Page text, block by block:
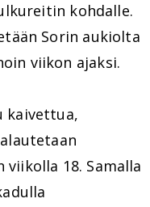
kohdalle.
Sorin aukiolta
viikon ajaksi.
kaivettua,
18. Samalla